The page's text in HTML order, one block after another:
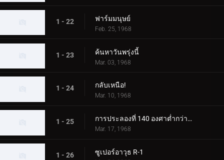
1 - 22 ฟาร์มมนุษย์
Feb. 25, 1968
1 - 23 ค้นหาวันพรุ่งนี้
Mar. 03, 1968
1 - 24 กลับเหนือ!
Mar. 10, 1968
1 - 25 การประลองที่ 140 องศาต่ำกว่าศูนย์
Mar. 17, 1968
1 - 26 ซูเปอร์อาวุธ R-1